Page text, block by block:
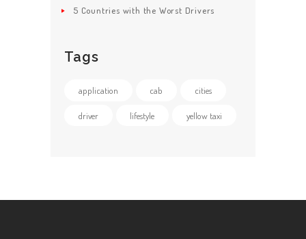
5 Countries with the Worst Drivers
Tags
application cab cities
driver lifestyle yellow taxi